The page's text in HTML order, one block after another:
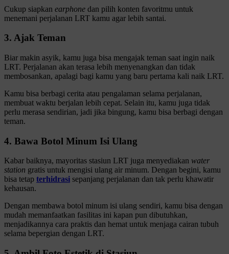
Cukup siapkan earphone dan pilih konten favoritmu untuk
menemani perjalanan LRT kamu agar lebih santai.
3. Ajak Teman
Biar makin asyik, kamu juga bisa mengajak teman saat ingin naik
LRT. Perjalanan akan terasa lebih menyenangkan dan tidak
membosankan, apalagi bagi kamu yang baru pertama kali naik LRT.
Kamu bisa berbagi cerita atau pengalaman selama perjalanan,
membuat waktu berjalan lebih cepat. Selain itu, kamu juga tidak
perlu merasa sendirian, jadi jika bingung, kamu bisa berbagi dengan
teman.
4. Bawa Botol Minum Isi Ulang
Kabar baiknya, mayoritas stasiun LRT juga menyediakan water
station gratis untuk mengisi ulang air minum. Dengan begini, kamu
bisa tetap terhidrasi sepanjang perjalanan dan tak perlu khawatir
kehausan.
Dengan membawa botol minum isi ulang sendiri, kamu bisa dengan
mudah memanfaatkan fasilitas ini kapan pun dibutuhkan,
menjadikannya cara praktis dan hemat untuk menjaga cairan tubuh
selama bepergian dengan LRT.